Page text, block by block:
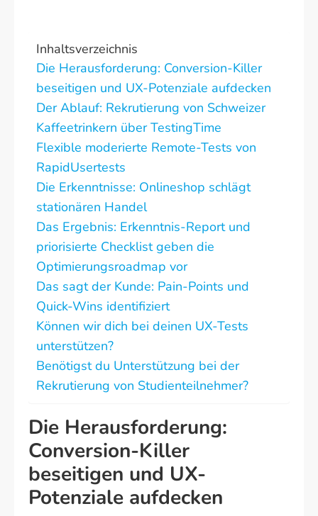
Inhaltsverzeichnis
Die Herausforderung: Conversion-Killer
beseitigen und UX-Potenziale aufdecken
Der Ablauf: Rekrutierung von Schweizer
Kaffeetrinkern über TestingTime
Flexible moderierte Remote-Tests von
RapidUsertests
Die Erkenntnisse: Onlineshop schlägt
stationären Handel
Das Ergebnis: Erkenntnis-Report und
priorisierte Checklist geben die
Optimierungsroadmap vor
Das sagt der Kunde: Pain-Points und
Quick-Wins identifiziert
Können wir dich bei deinen UX-Tests
unterstützen?
Benötigst du Unterstützung bei der
Rekrutierung von Studienteilnehmer?
Die Herausforderung:
Conversion-Killer
beseitigen und UX-
Potenziale aufdecken